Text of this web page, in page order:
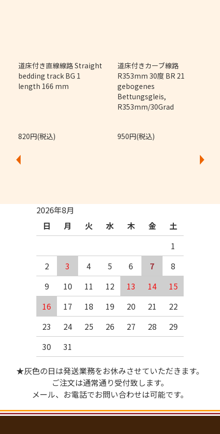
道床付き直線線路 Straight
bedding track BG 1
length 166 mm
820円(税込)
道床付きカーブ線路
R353mm 30度 BR 21
gebogenes
Bettungsgleis,
R353mm/30Grad
950円(税込)
2026年8月
日
月 火 水 木 金
土
1
2
3 4 5 6 7
8
9
10 11 12 13 14
15
16
17 18 19 20 21
22
23
24 25 26 27 28
29
30
31
★灰色の日は発送業務をお休みさせていただきます。
ご注文は通常通り受付致します。
メール、お電話でお問い合わせは可能です。